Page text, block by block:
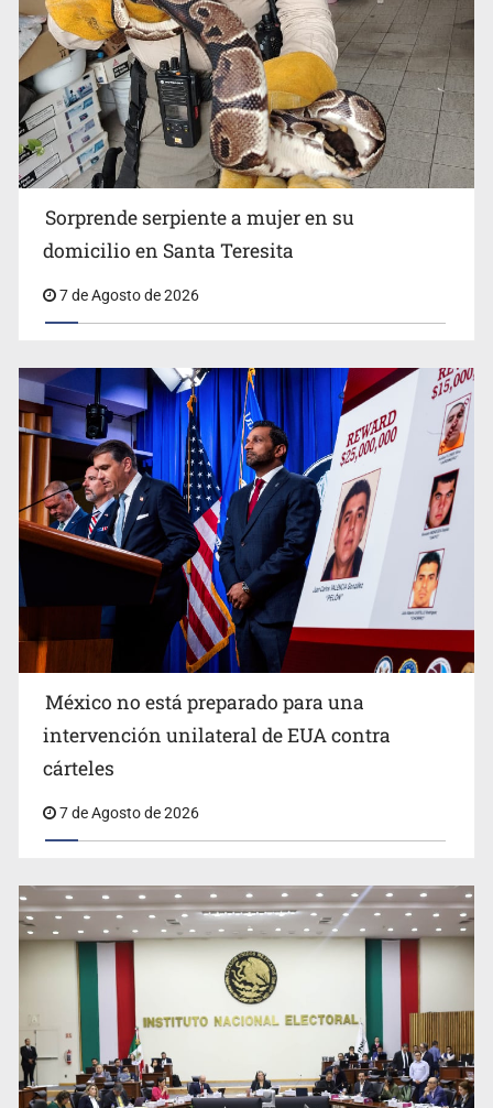
Detienen a tres miembros de red transnacional de
tráfico de personas
Procesan a el “R1”, presunto líder criminal en Jalisco y
Michoacán
Desapariciones en Jalisco, con complicidad de policías,
Sorprende serpiente a mujer en su
domicilio en Santa Teresita
7 de Agosto de 2026
México no está preparado para una
intervención unilateral de EUA contra
cárteles
7 de Agosto de 2026